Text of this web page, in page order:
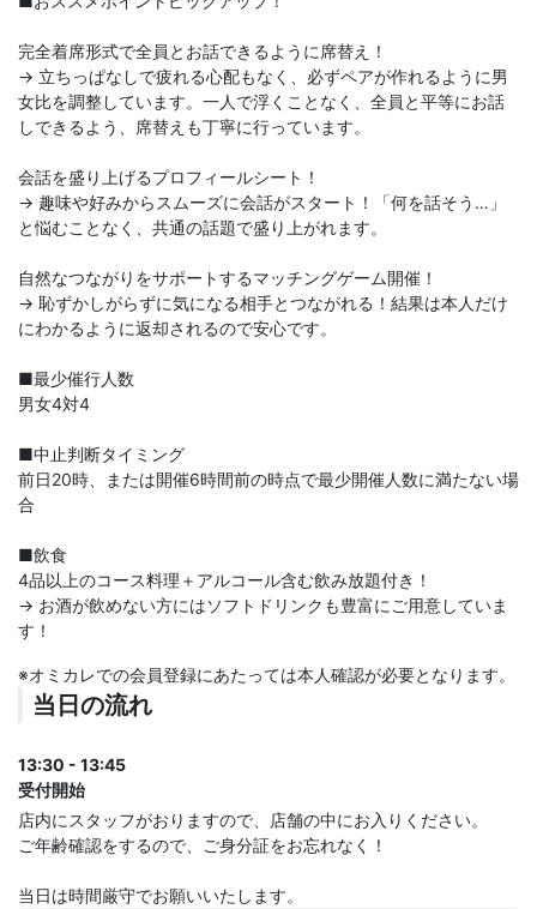
完全着席形式で全員とお話できるように席替え！
→ 立ちっぱなしで疲れる心配もなく、必ずペアが作れるように男
女比を調整しています。一人で浮くことなく、全員と平等にお話
しできるよう、席替えも丁寧に行っています。
会話を盛り上げるプロフィールシート！
→ 趣味や好みからスムーズに会話がスタート！「何を話そう…」
と悩むことなく、共通の話題で盛り上がれます。
自然なつながりをサポートするマッチングゲーム開催！
→ 恥ずかしがらずに気になる相手とつながれる！結果は本人だけ
にわかるように返却されるので安心です。
■最少催行人数
男女4対4
■中止判断タイミング
前日20時、または開催6時間前の時点で最少開催人数に満たない場
合
■飲食
4品以上のコース料理＋アルコール含む飲み放題付き！
→ お酒が飲めない方にはソフトドリンクも豊富にご用意していま
す！
※オミカレでの会員登録にあたっては本人確認が必要となります。
当日の流れ
13:30 - 13:45
受付開始
店内にスタッフがおりますので、店舗の中にお入りください。
ご年齢確認をするので、ご身分証をお忘れなく！
当日は時間厳守でお願いいたします。